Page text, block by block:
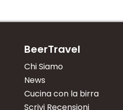
BeerTravel
Chi Siamo
News
Cucina con la birra
Scrivi Recensioni